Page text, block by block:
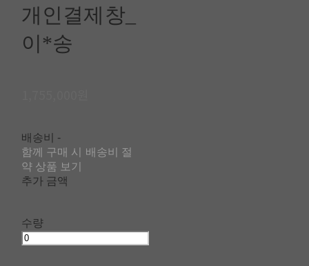
개인결제창_
이*송
배송비 -
함께 구매 시 배송비 절
약 상품 보기
추가 금액
수량